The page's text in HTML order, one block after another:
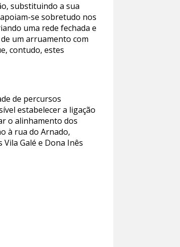
substituindo a sua
se sobretudo nos
uma rede fechada e
um arruamento com
contudo, estes
de percursos
estabelecer a ligação
o alinhamento dos
à rua do Arnado,
Galé e Dona Inês